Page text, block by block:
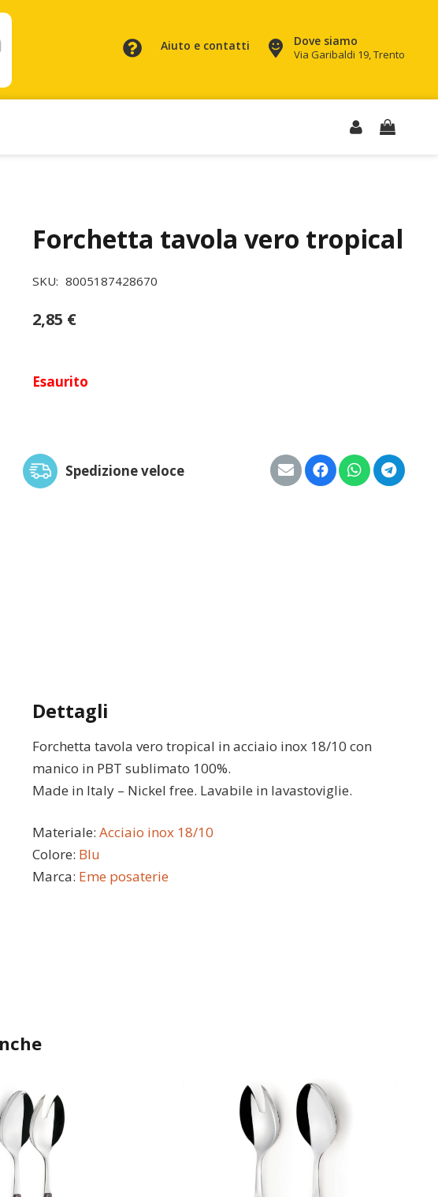
Aiuto e contatti Dove siamo
Via Garibaldi 19, Trento
Forchetta tavola vero tropical
SKU: 8005187428670
2,85 €
Esaurito
Spedizione veloce
Dettagli
Forchetta tavola vero tropical in acciaio inox 18/10 con
manico in PBT sublimato 100%.
Made in Italy – Nickel free. Lavabile in lavastoviglie.
Materiale: Acciaio inox 18/10
Colore: Blu
Marca: Eme posaterie